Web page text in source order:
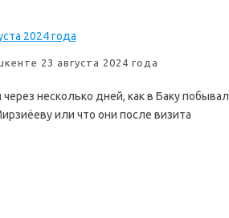
23 августа 2024 года
несколько дней, как в Баку побывал
или что они после визита